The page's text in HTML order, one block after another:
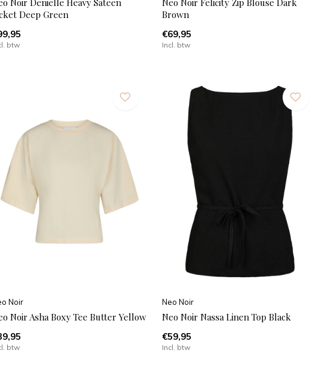
Deep Green
btw
Brown
€69,95
Incl. btw
Noir
Noir Asha Boxy Tee Butter Yellow
btw
Neo Noir
Neo Noir Nassa Linen Top Black
€59,95
Incl. btw